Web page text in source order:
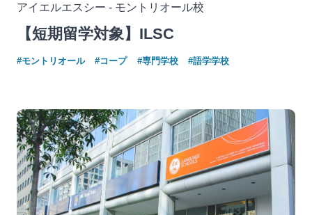
アイエルエスシー - モントリオール校
【短期留学対象】ILSC
#モントリオール #コープ #専門学校 #語学学校